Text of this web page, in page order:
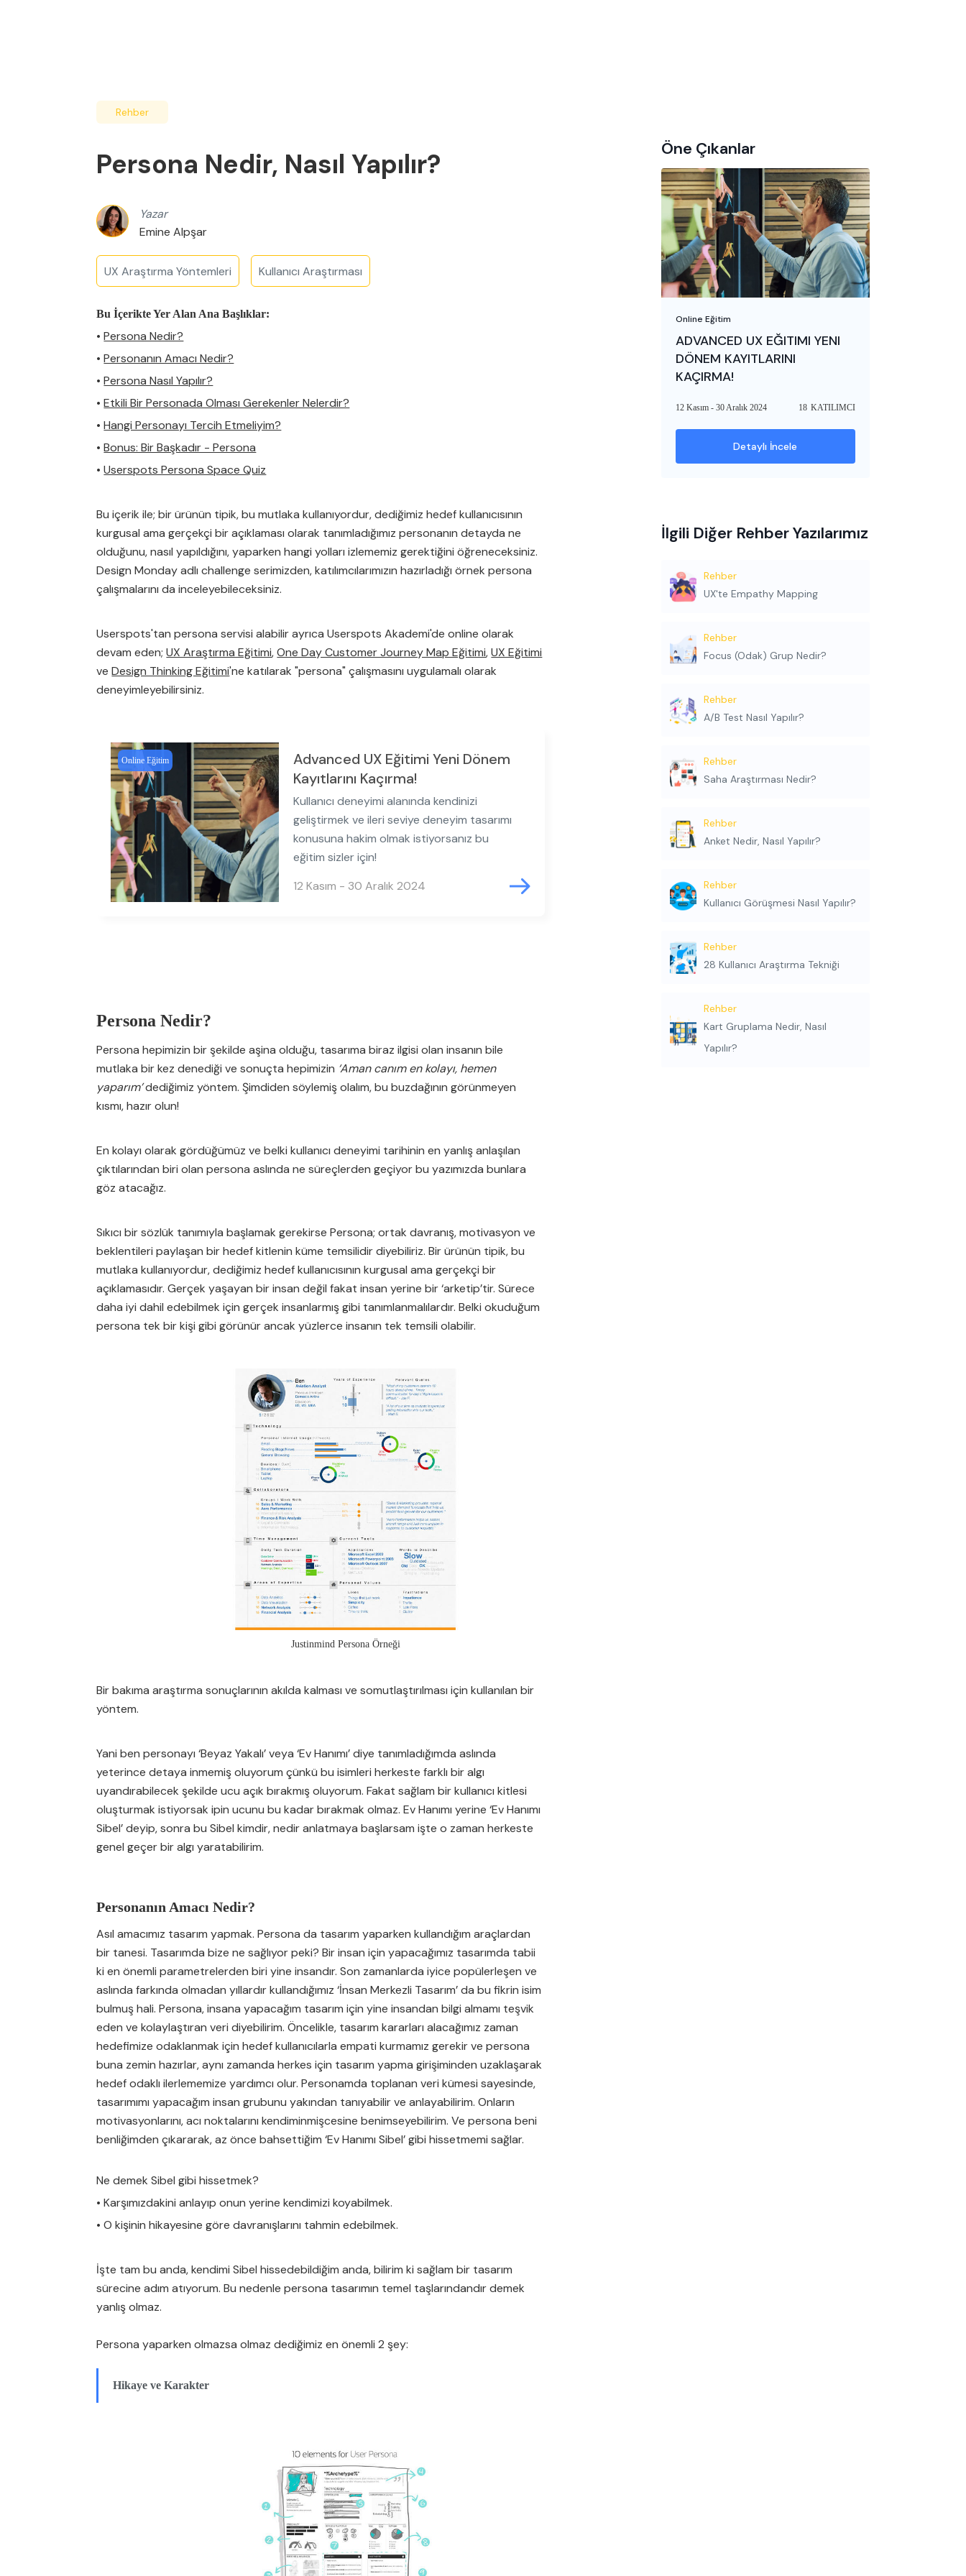
Rehber
Persona Nedir, Nasıl Yapılır?
Yazar
Emine Alpşar
UX Araştırma Yöntemleri Kullanıcı Araştırması
Bu İçerikte Yer Alan Ana Başlıklar:
•Persona Nedir?
•Personanın Amacı Nedir?
•Persona Nasıl Yapılır?
•Etkili Bir Personada Olması Gerekenler Nelerdir?
•Hangi Personayı Tercih Etmeliyim?
•Bonus: Bir Başkadır - Persona
•Userspots Persona Space Quiz
Bu içerik ile; bir ürünün tipik, bu mutlaka kullanıyordur, dediğimiz hedef kullanıcısının
kurgusal ama gerçekçi bir açıklaması olarak tanımladığımız personanın detayda ne
olduğunu, nasıl yapıldığını, yaparken hangi yolları izlememiz gerektiğini öğreneceksiniz.
Design Monday adlı challenge serimizden, katılımcılarımızın hazırladığı örnek persona
çalışmalarını da inceleyebileceksiniz.
Userspots'tan persona servisi alabilir ayrıca Userspots Akademi'de online olarak
devam eden;UX Araştırma Eğitimi,One Day Customer Journey Map Eğitimi,UX Eğitimi
veDesign Thinking Eğitimi'ne katılarak "persona" çalışmasını uygulamalı olarak
deneyimleyebilirsiniz.
Online Eğitim
Advanced UX Eğitimi Yeni Dönem
Kayıtlarını Kaçırma!
Kullanıcı deneyimi alanında kendinizi
geliştirmek ve ileri seviye deneyim tasarımı
konusuna hakim olmak istiyorsanız bu
eğitim sizler için!
12 Kasım - 30 Aralık 2024
Persona Nedir?
Persona hepimizin bir şekilde aşina olduğu, tasarıma biraz ilgisi olan insanın bile
mutlaka bir kez denediği ve sonuçta hepimizin ‘Aman canım en kolayı, hemen
yaparım’dediğimiz yöntem. Şimdiden söylemiş olalım, bu buzdağının görünmeyen
kısmı, hazır olun!
En kolayı olarak gördüğümüz ve belki kullanıcı deneyimi tarihinin en yanlış anlaşılan
çıktılarından biri olan persona aslında ne süreçlerden geçiyor bu yazımızda bunlara
göz atacağız.
Sıkıcı bir sözlük tanımıyla başlamak gerekirse Persona; ortak davranış, motivasyon ve
beklentileri paylaşan bir hedef kitlenin küme temsilidir diyebiliriz. Bir ürünün tipik, bu
mutlaka kullanıyordur, dediğimiz hedef kullanıcısının kurgusal ama gerçekçi bir
açıklamasıdır. Gerçek yaşayan bir insan değil fakat insan yerine bir ‘arketip’tir. Sürece
daha iyi dahil edebilmek için gerçek insanlarmış gibi tanımlanmalılardır. Belki okuduğum
persona tek bir kişi gibi görünür ancak yüzlerce insanın tek temsili olabilir.
Justinmind Persona Örneği
Bir bakıma araştırma sonuçlarının akılda kalması ve somutlaştırılması için kullanılan bir
yöntem.
Yani ben personayı ‘Beyaz Yakalı’ veya ‘Ev Hanımı’ diye tanımladığımda aslında
yeterince detaya inmemiş oluyorum çünkü bu isimleri herkeste farklı bir algı
uyandırabilecek şekilde ucu açık bırakmış oluyorum. Fakat sağlam bir kullanıcı kitlesi
oluşturmak istiyorsak ipin ucunu bu kadar bırakmak olmaz. Ev Hanımı yerine ‘Ev Hanımı
Sibel’ deyip, sonra bu Sibel kimdir, nedir anlatmaya başlarsam işte o zaman herkeste
genel geçer bir algı yaratabilirim.
Personanın Amacı Nedir?
Asıl amacımız tasarım yapmak. Persona da tasarım yaparken kullandığım araçlardan
bir tanesi. Tasarımda bize ne sağlıyor peki? Bir insan için yapacağımız tasarımda tabii
ki en önemli parametrelerden biri yine insandır. Son zamanlarda iyice popülerleşen ve
aslında farkında olmadan yıllardır kullandığımız ‘İnsan Merkezli Tasarım’ da bu fikrin isim
bulmuş hali. Persona, insana yapacağım tasarım için yine insandan bilgi almamı teşvik
eden ve kolaylaştıran veri diyebilirim. Öncelikle, tasarım kararları alacağımız zaman
hedefimize odaklanmak için hedef kullanıcılarla empati kurmamız gerekir ve persona
buna zemin hazırlar, aynı zamanda herkes için tasarım yapma girişiminden uzaklaşarak
hedef odaklı ilerlememize yardımcı olur. Personamda toplanan veri kümesi sayesinde,
tasarımımı yapacağım insan grubunu yakından tanıyabilir ve anlayabilirim. Onların
motivasyonlarını, acı noktalarını kendiminmişcesine benimseyebilirim. Ve persona beni
benliğimden çıkararak, az önce bahsettiğim ‘Ev Hanımı Sibel’ gibi hissetmemi sağlar.
Ne demek Sibel gibi hissetmek?
• Karşımızdakini anlayıp onun yerine kendimizi koyabilmek.
• O kişinin hikayesine göre davranışlarını tahmin edebilmek.
İşte tam bu anda, kendimi Sibel hissedebildiğim anda, bilirim ki sağlam bir tasarım
sürecine adım atıyorum. Bu nedenle persona tasarımın temel taşlarındandır demek
yanlış olmaz.
Persona yaparken olmazsa olmaz dediğimiz en önemli 2 şey:
Hikaye ve Karakter
Öne Çıkanlar
Online Eğitim
ADVANCED UX EĞITIMI YENI
DÖNEM KAYITLARINI
KAÇIRMA!
12 Kasım - 30 Aralık 2024 18 KATILIMCI
Detaylı İncele
İlgili Diğer Rehber Yazılarımız
Rehber
UX'te Empathy Mapping
Rehber
Focus (Odak) Grup Nedir?
Rehber
A/B Test Nasıl Yapılır?
Rehber
Saha Araştırması Nedir?
Rehber
Anket Nedir, Nasıl Yapılır?
Rehber
Kullanıcı Görüşmesi Nasıl Yapılır?
Rehber
28 Kullanıcı Araştırma Tekniği
Rehber
Kart Gruplama Nedir, Nasıl
Yapılır?